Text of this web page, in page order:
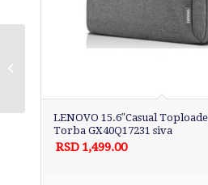
LENOVO 15.6″Casual
Torba GX40Q17231 siva
RSD 1,499.00
LENOVO ranac 17,1″